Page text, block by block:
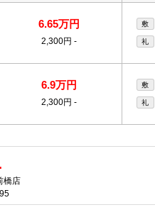
6.65万円
2,300円 -
敷
礼
6.9万円
2,300円 -
敷
礼
橋店